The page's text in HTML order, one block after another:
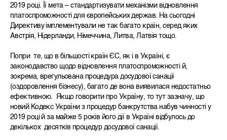
2019 році. Її мета – стандартизувати механізми відновлення
платоспроможності для європейськихдержав. На сьогодні
Директиву імплементували не так багато країн, серед яких
Австрія, Нідерланди, Німеччина, Литва, Латвія тощо.
Попри те, що в більшості країн ЄС, як і в Україні, є
законодавство щодо відновлення платоспроможності й,
зокрема, врегульована процедура досудової санації
(оздоровлення бізнесу), багато де вона виявилася недостатньо
ефективною. Якщо говорити про Україну, то тут зазначу, що
новий Кодекс України з процедур банкрутства набув чинності у
2019 році й за майже 5 років його дії в Україні відбулось до
декількох десятків процедур досудової санації.